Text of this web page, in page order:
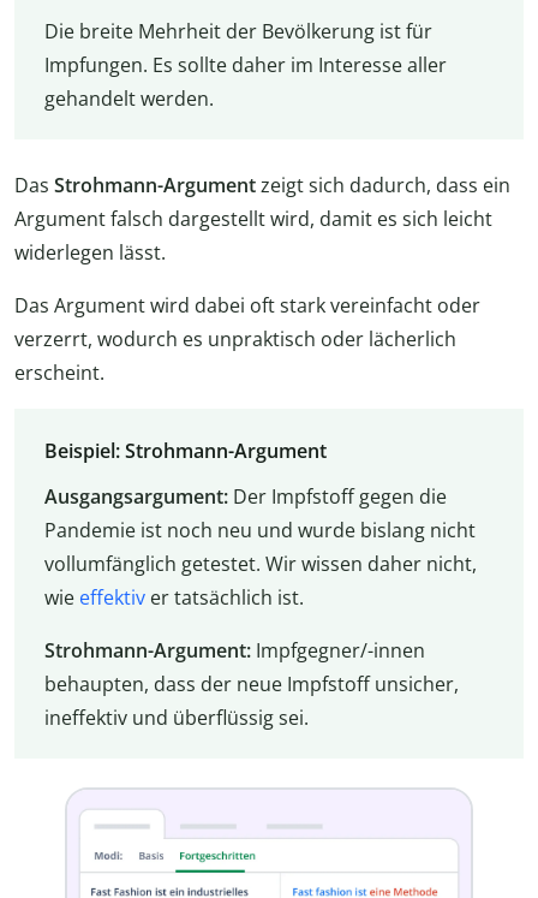
Die breite Mehrheit der Bevölkerung ist für
Impfungen. Es sollte daher im Interesse aller
gehandelt werden.
Das Strohmann-Argumentzeigt sich dadurch, dass ein
Argument falsch dargestellt wird, damit es sich leicht
widerlegen lässt.
Das Argument wird dabei oft stark vereinfacht oder
verzerrt, wodurch es unpraktisch oder lächerlich
erscheint.
Beispiel: Strohmann-Argument
Ausgangsargument:Der Impfstoff gegen die
Pandemie ist noch neu und wurde bislang nicht
vollumfänglich getestet. Wir wissen daher nicht,
wie effektiver tatsächlich ist.
Strohmann-Argument:Impfgegner/-innen
behaupten, dass der neue Impfstoff unsicher,
ineffektiv und überflüssig sei.